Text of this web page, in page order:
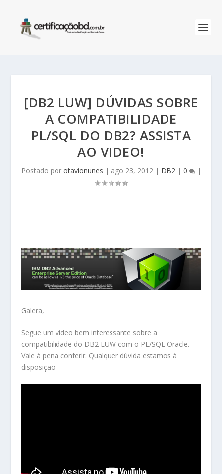
[DB2 LUW] DÚVIDAS SOBRE
A COMPATIBILIDADE
PL/SQL DO DB2? ASSISTA
AO VIDEO!
Postado por otavionunes | ago 23, 2012| DB2| 0 |
Galera,
Segue um video bem interessante sobre a
compatibilidade do DB2 LUW com o PL/SQL Oracle.
Vale à pena conferir. Qualquer dúvida estamos à
disposição.